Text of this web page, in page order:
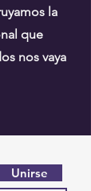
la
que
nos vaya
Unirse